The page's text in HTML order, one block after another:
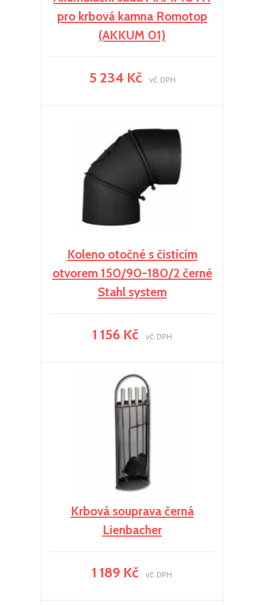
pro krbová kamna Romotop
(AKKUM 01)
5 234 Kč vč. DPH
Koleno otočné s čistícím
otvorem 150/90-180/2 černé
Stahl system
1 156 Kč vč. DPH
Krbová souprava černá
Lienbacher
1 189 Kč vč. DPH